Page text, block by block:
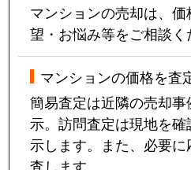
マンションの売却は、
望・お悩み等をご相談く
マンションの価格を査
簡易査定は近隣の売却
示。訪問査定は現地を
示します。また、必要
査します。